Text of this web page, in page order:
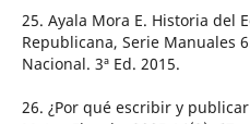
25. Ayala Mora E. Historia del
Republicana, Serie Manuales
Nacional. 3ª Ed. 2015.
26. ¿Por qué escribir y